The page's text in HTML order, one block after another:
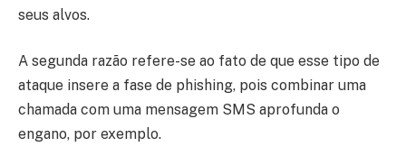
seus alvos.
A segunda razão refere-se ao fato de que esse tipo de
ataque insere a fase de phishing, pois combinar uma
chamada com uma mensagem SMS aprofunda o
engano, por exemplo.